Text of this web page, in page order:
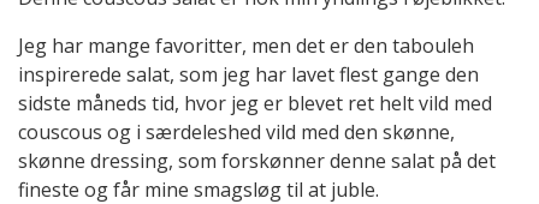
Jeg har mange favoritter, men det er den tabouleh
inspirerede salat, som jeg har lavet flest gange den
sidste måneds tid, hvor jeg er blevet ret helt vild med
couscous og i særdeleshed vild med den skønne,
skønne dressing, som forskønner denne salat på det
fineste og får mine smagsløg til at juble.